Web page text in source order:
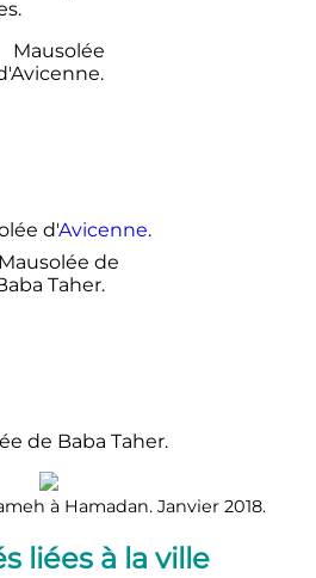
d'Avicenne.
de Baba Taher.
à Hamadan. Janvier 2018.
liées à la ville